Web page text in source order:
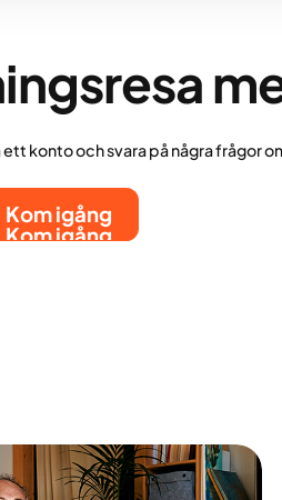
konto och svara på några frågor
Kom igång
Kom igång